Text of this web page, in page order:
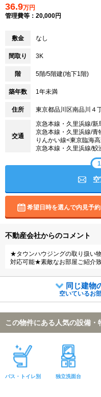
36.9万円
管理費等：20,000円
敷金 なし
間取り 3K
階 5階/5階建(地下1階)
築年数 1年未満
住所 東京都品川区南品川４
交通
京急本線・久里浜線/新
京急本線・久里浜線/青
りんかい線<東京臨海
京急本線・久里浜線/鮫
希望日時を選んで内見予約
不動産会社からのコメント
★タウンハウジングの取り扱い
対応可能★素敵なお部屋ご紹介致
同じ建物
空いているお
この物件にある人気の設備・
バス・トイレ別 独立洗面台